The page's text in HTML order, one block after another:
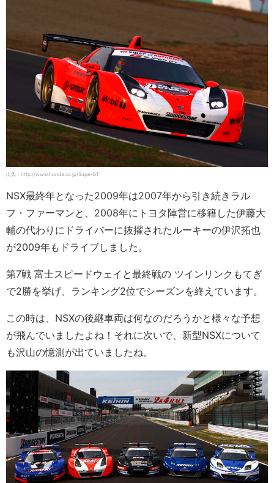
出典：http://www.honda.co.jp/SuperGT
NSX最終年となった2009年は2007年から引き続きラル
フ・ファーマンと、2008年にトヨタ陣営に移籍した伊藤大
輔の代わりにドライバーに抜擢されたルーキーの伊沢拓也
が2009年もドライブしました。
第7戦 富士スピードウェイと最終戦の ツインリンクもてぎ
で2勝を挙げ、ランキング2位でシーズンを終えています。
この時は、NSXの後継車両は何なのだろうかと様々な予想
が飛んでいましたよね！それに次いで、新型NSXについて
も沢山の憶測が出ていましたね。